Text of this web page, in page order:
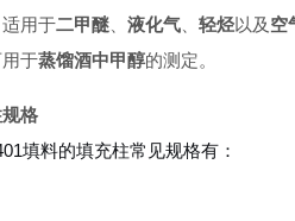
适用于二甲醚 液化气 轻烃以及 空
于蒸馏酒中甲醇的测定。
格
填料的填充柱常见规格有：